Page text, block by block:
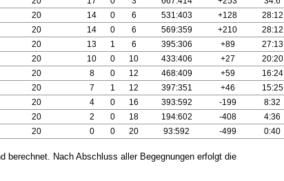
20 14 0 6 531:403 +128
28:12
20 14 0 6 569:359 +210
28:12
20 13 1 6 395:306 +89
27:13
20 10 0 10 433:406 +27
20:20
20 8 0 12 468:409 +59
16:24
20 7 1 12 397:351 +46
15:25
20 4 0 16 393:592 -199
8:32
20 2 0 18 194:602 -408
4:36
20 0 0 20 93:592 -499 0:40
berechnet. Nach Abschluss aller Begegnungen erfolgt die